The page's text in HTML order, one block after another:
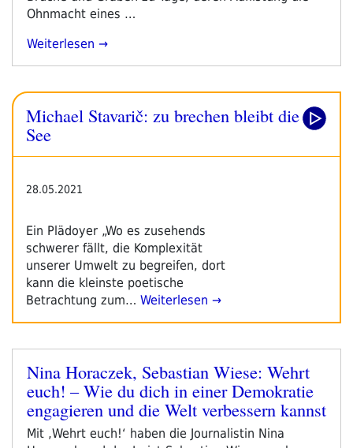
Ohnmacht eines …
„Michael
Brechen
Bleibt
Die
Weiterlesen
Michael Stavarič: zu brechen bleibt die
See
28.05.2021
Ein Plädoyer „Wo es zusehends
schwerer fällt, die Komplexität
unserer Umwelt zu begreifen, dort
kann die kleinste poetische
Betrachtung zum… Weiterlesen →
Veröffentlicht
am
Nina Horaczek, Sebastian Wiese: Wehrt
euch! – Wie du dich in einer Demokratie
engagieren und die Welt verbessern kannst
Mit ‚Wehrt euch!‘ haben die Journalistin Nina